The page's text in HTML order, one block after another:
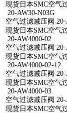
现货日本SMC空气
20-AW30-N03G
空气过滤减压阀
现货日本SMC空气
20-AW4000-02
空气过滤减压阀 20-
现货日本SMC空气
20-AW4000-02-12
空气过滤减压阀 20-
现货日本SMC空气
20-AW4000-03
空气过滤减压阀 20-
现货日本SMC空气